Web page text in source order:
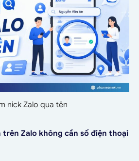
nick Zalo qua tên
trên Zalo không cần số điện thoại